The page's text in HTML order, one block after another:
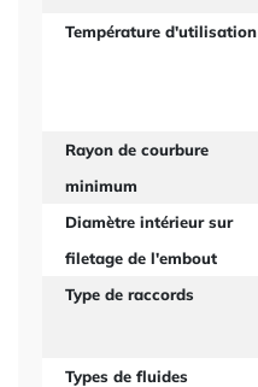
Température d'utilisation
Rayon de courbure
minimum
Diamètre intérieur sur
filetage de l'embout
Type de raccords
Types de fluides